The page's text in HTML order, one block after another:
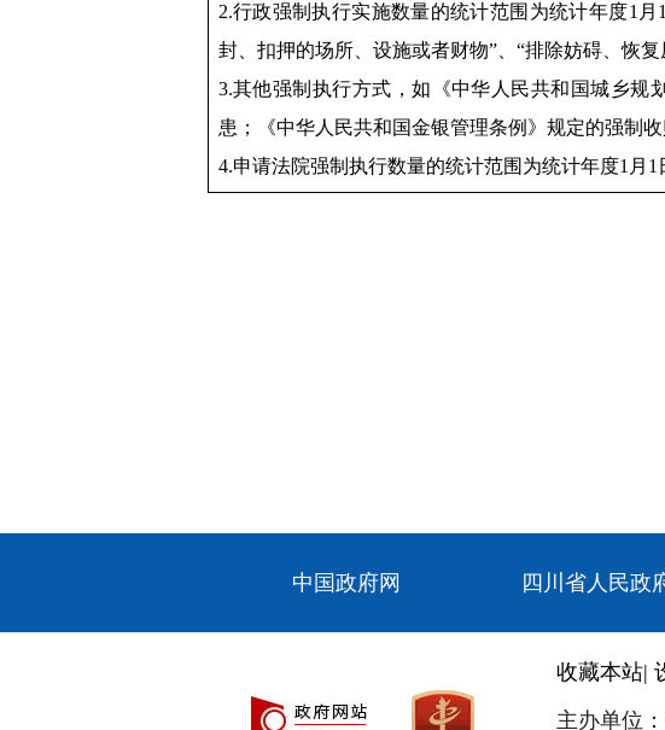
2.行政强制执行实施数量的统计范围为统计年度1
封、扣押的场所、设施或者财物”、“排除妨碍、恢
3.其他强制执行方式，如《中华人民共和国城乡规
患；《中华人民共和国金银管理条例》规定的强制
4.申请法院强制执行数量的统计范围为统计年度1月
中国政府网 四川省人民政
收藏本站|
主办单位